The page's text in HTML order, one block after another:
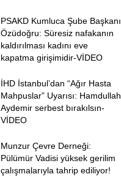
PSAKD Kumluca Şube Başkanı
Özüdoğru: Süresiz nafakanın
kaldırılması kadını eve
kapatma girişimidir-VİDEO
İHD İstanbul’dan “Ağır Hasta
Mahpuslar” Uyarısı: Hamdullah
Aydemir serbest bırakılsın-
VİDEO
Munzur Çevre Derneği:
Pülümür Vadisi yüksek gerilim
çalışmalarıyla tahrip ediliyor!